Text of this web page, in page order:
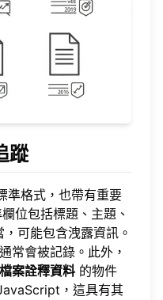
蹤
準格式，也帶有重要
位包括標題、主題、
可能包含洩露資訊。
常會被記錄。此外，
檔案詮釋資料 的物件
，這具有其